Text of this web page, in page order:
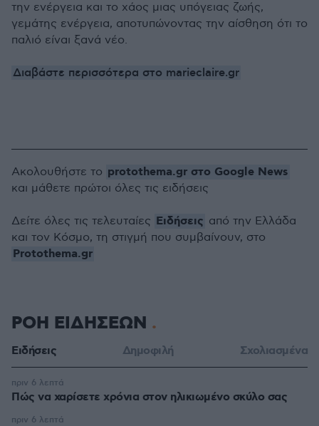
την ενέργεια και το χάος μιας υπόγειας ζωής,
γεμάτης ενέργεια, αποτυπώνοντας την αίσθηση ότι το
παλιό είναι ξανά νέο.
Διαβάστε περισσότερα στο marieclaire.gr
Ακολουθήστε το protothema.gr στο Google News
και μάθετε πρώτοι όλες τις ειδήσεις
Δείτε όλες τις τελευταίες Ειδήσεις από την Ελλάδα
και τον Κόσμο, τη στιγμή που συμβαίνουν, στο
Protothema.gr
ΡΟΗ ΕΙΔΗΣΕΩΝ
Ειδήσεις Δημοφιλή Σχολιασμένα
Πώς να χαρίσετε χρόνια στον ηλικιωμένο σκύλο σας
πριν 6 λεπτά
πριν 6 λεπτά